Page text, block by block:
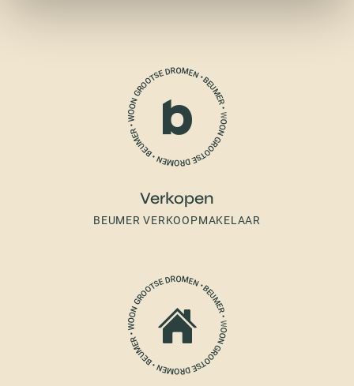
Verkopen
BEUMER VERKOOPMAKELAAR